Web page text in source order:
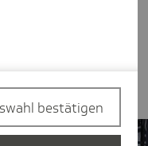
zu können,
bestätigen